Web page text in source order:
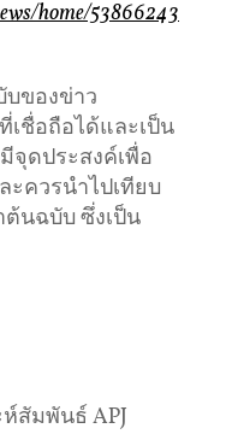
home/53866243
ของข่าว
ชื่อถือได้และเป็น
จุดประสงค์เพื่อ
ควรนำไปเทียบ
ต้นฉบับ ซึ่งเป็น
สัมพันธ์ APJ